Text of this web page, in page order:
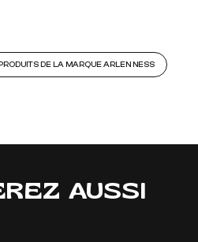
DE LA MARQUE ARLEN NESS
AUSSI